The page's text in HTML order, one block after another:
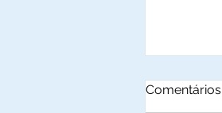
Comentários